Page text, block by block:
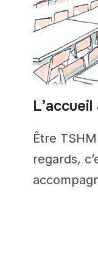
Être
regards,